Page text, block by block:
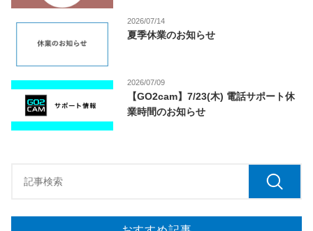
2026/07/14
夏季休業のお知らせ
2026/07/09
【GO2cam】7/23(木) 電話サポート休
業時間のお知らせ